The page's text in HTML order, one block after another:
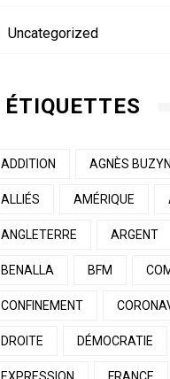
Uncategorized
ÉTIQUETTES
ADDITION AGNÈS BUZYN
ALLIÉS AMÉRIQUE
ANGLETERRE ARGENT
BENALLA BFM
CONFINEMENT
DROITE DÉMOCRATIE